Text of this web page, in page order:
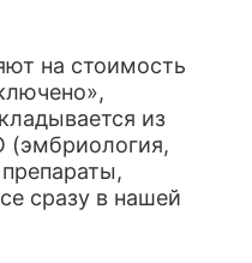
на стоимость
из
(эмбриология,
сразу в нашей